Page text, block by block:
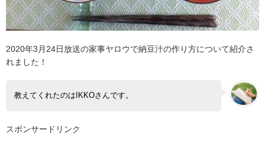
2020年3月24日放送の家事ヤロウで納豆汁の作り方について紹介さ
れました！
教えてくれたのはIKKOさんです。
スポンサードリンク